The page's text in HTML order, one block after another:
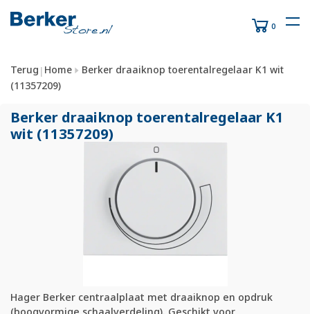
0
Terug | Home
Berker draaiknop toerentalregelaar K1 wit
(11357209)
Berker draaiknop toerentalregelaar K1
wit (11357209)
Hager Berker centraalplaat met draaiknop en opdruk